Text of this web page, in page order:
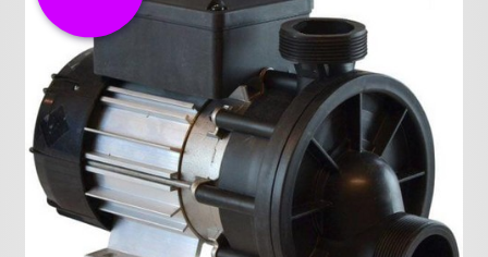
Pompes Piscine
Kits baignoires
Pour l'entretien
Pour le bain
Prestations Atelier
Les bonnes affaires